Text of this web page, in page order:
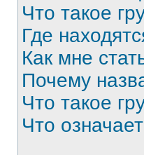
Что такое
Где
Как мне
Почему
Что такое
Что